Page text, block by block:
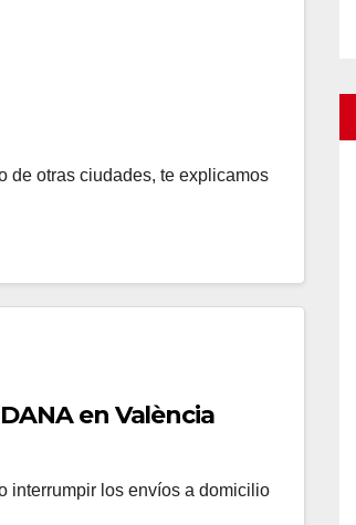
de otras ciudades, te explicamos
en València
interrumpir los envíos a domicilio